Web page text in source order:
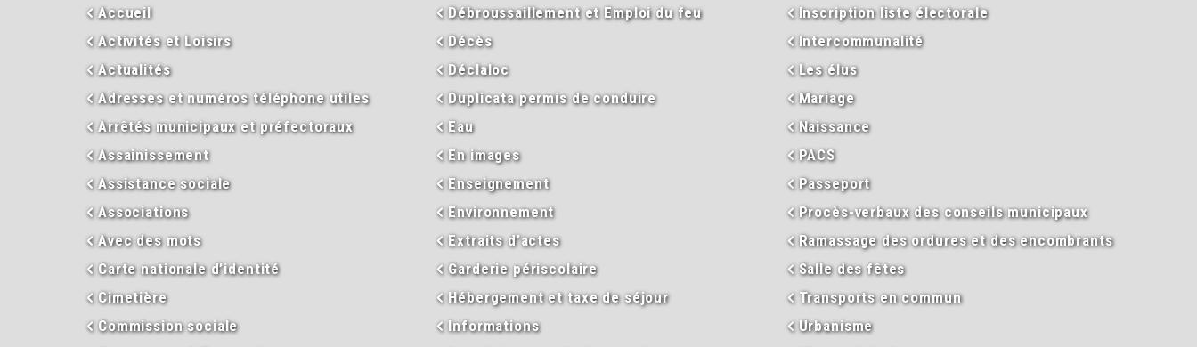
Accueil
Activités et Loisirs
Actualités
Adresses et numéros téléphone utiles
Arrêtés municipaux et préfectoraux
Assainissement
Assistance sociale
Associations
Avec des mots
Carte nationale d’identité
Cimetière
Commission sociale
Débroussaillement et Emploi du feu
Décès
Déclaloc
Duplicata permis de conduire
Eau
En images
Enseignement
Environnement
Extraits d’actes
Garderie périscolaire
Hébergement et taxe de séjour
Informations
Inscription liste électorale
Intercommunalité
Les élus
Mariage
Naissance
PACS
Passeport
Procès-verbaux des conseils municipaux
Ramassage des ordures et des encombrants
Salle des fêtes
Transports en commun
Urbanisme